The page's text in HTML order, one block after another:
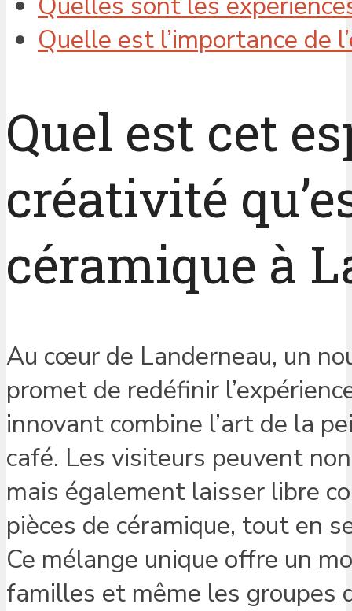
Quelle est l’importance de
Quel est cet
créativité
céramique à
Au cœur de Landerneau, un
promet de redéfinir
innovant combine l’art de la
café. Les visiteurs peuvent
mais également laisser libre
pièces de céramique, tout en
Ce mélange unique offre un
familles et même les groupes